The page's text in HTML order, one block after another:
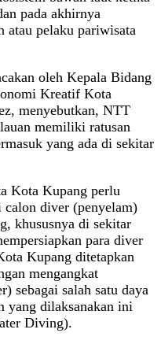
pada akhirnya
atau pelaku pariwisata
oleh Kepala Bidang
Kreatif Kota
menyebutkan, NTT
memiliki ratusan
yang ada di sekitar
Kota Kupang perlu
diver (penyelam)
khususnya di sekitar
para diver
Kupang ditetapkan
mengangkat
sebagai salah satu daya
yang dilaksanakan ini
Diving).